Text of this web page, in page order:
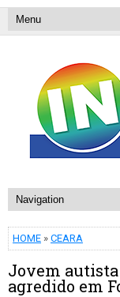
HOME » CEARA
Jovem
agredido em